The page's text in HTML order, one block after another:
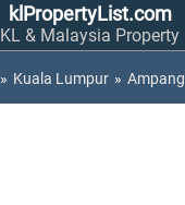
klPropertyList.com
KL & Malaysia Property
» Kuala Lumpur » Ampang